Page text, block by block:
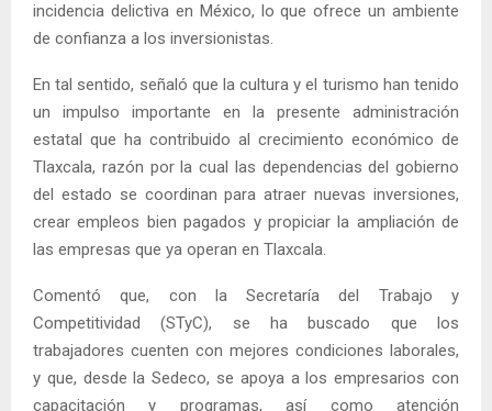
incidencia delictiva en México, lo que ofrece un ambiente
de confianza a los inversionistas.
En tal sentido, señaló que la cultura y el turismo han tenido
un impulso importante en la presente administración
estatal que ha contribuido al crecimiento económico de
Tlaxcala, razón por la cual las dependencias del gobierno
del estado se coordinan para atraer nuevas inversiones,
crear empleos bien pagados y propiciar la ampliación de
las empresas que ya operan en Tlaxcala.
Comentó que, con la Secretaría del Trabajo y
Competitividad (STyC), se ha buscado que los
trabajadores cuenten con mejores condiciones laborales,
y que, desde la Sedeco, se apoya a los empresarios con
capacitación y programas, así como atención